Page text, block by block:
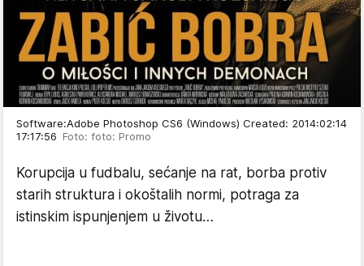
Software:Adobe Photoshop CS6 (Windows) Created: 2014:02:14
17:17:56 Foto: foto: Promo
Korupcija u fudbalu, sećanje na rat, borba protiv
starih struktura i okoštalih normi, potraga za
istinskim ispunjenjem u životu…